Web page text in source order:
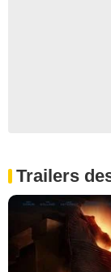
Trailers